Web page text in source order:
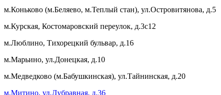
м.Коньково (м.Беляево, м.Теплый стан), ул.Островитянова, д.5
м.Курская, Костомаровский переулок, д.3с12
м.Люблино, Тихорецкий бульвар, д.16
м.Марьино, ул.Донецкая, д.10
м.Медведково (м.Бабушкинская), ул.Тайнинская, д.20
м.Митино, ул.Дубравная, д.36